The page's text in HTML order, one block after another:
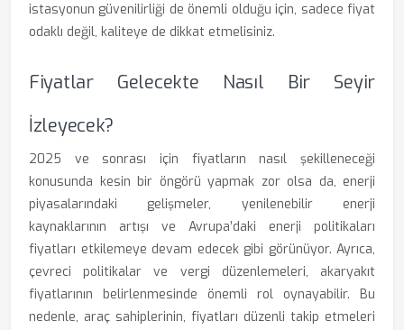
istasyonun güvenilirliği de önemli olduğu için, sadece fiyat
odaklı değil, kaliteye de dikkat etmelisiniz.
Fiyatlar Gelecekte Nasıl Bir Seyir
İzleyecek?
2025 ve sonrası için fiyatların nasıl şekilleneceği
konusunda kesin bir öngörü yapmak zor olsa da, enerji
piyasalarındaki gelişmeler, yenilenebilir enerji
kaynaklarının artışı ve Avrupa’daki enerji politikaları
fiyatları etkilemeye devam edecek gibi görünüyor. Ayrıca,
çevreci politikalar ve vergi düzenlemeleri, akaryakıt
fiyatlarının belirlenmesinde önemli rol oynayabilir. Bu
nedenle, araç sahiplerinin, fiyatları düzenli takip etmeleri